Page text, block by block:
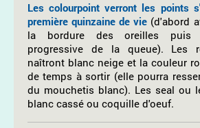
Les colourpoint verront les points
première quinzaine de vie (d'abord
la bordure des oreilles puis
progressive de la queue). Les
naîtront blanc neige et la couleur
de temps à sortir (elle pourra
du mouchetis blanc). Les seal ou
blanc cassé ou coquille d'oeuf.